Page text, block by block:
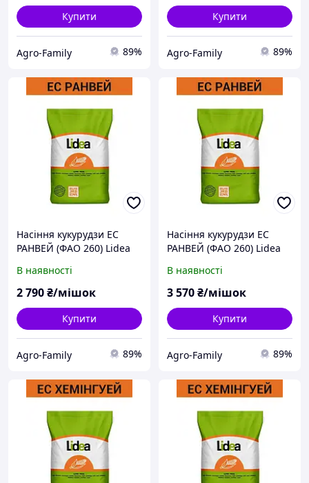
Купити
Agro-Family 89%
Купити
Agro-Family 89%
Насіння кукурудзи ЕС
РАНВЕЙ (ФАО 260) Lidea
В наявності
2 790₴/мішок
Купити
Agro-Family 89%
Насіння кукурудзи ЕС
РАНВЕЙ (ФАО 260) Lidea
В наявності
3 570₴/мішок
Купити
Agro-Family 89%